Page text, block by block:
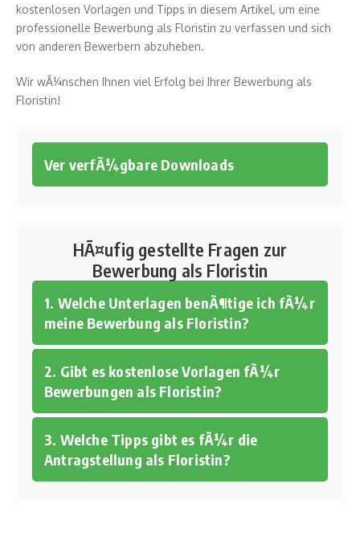
kostenlosen Vorlagen und Tipps in diesem Artikel, um eine
professionelle Bewerbung als Floristin zu verfassen und sich
von anderen Bewerbern abzuheben.
Wir wÃ¼nschen Ihnen viel Erfolg bei Ihrer Bewerbung als
Floristin!
Ver verfÃ¼gbare Downloads
HÃ¤ufig gestellte Fragen zur
Bewerbung als Floristin
1. Welche Unterlagen benÃ¶tige ich fÃ¼r
meine Bewerbung als Floristin?
2. Gibt es kostenlose Vorlagen fÃ¼r
Bewerbungen als Floristin?
3. Welche Tipps gibt es fÃ¼r die
Antragstellung als Floristin?